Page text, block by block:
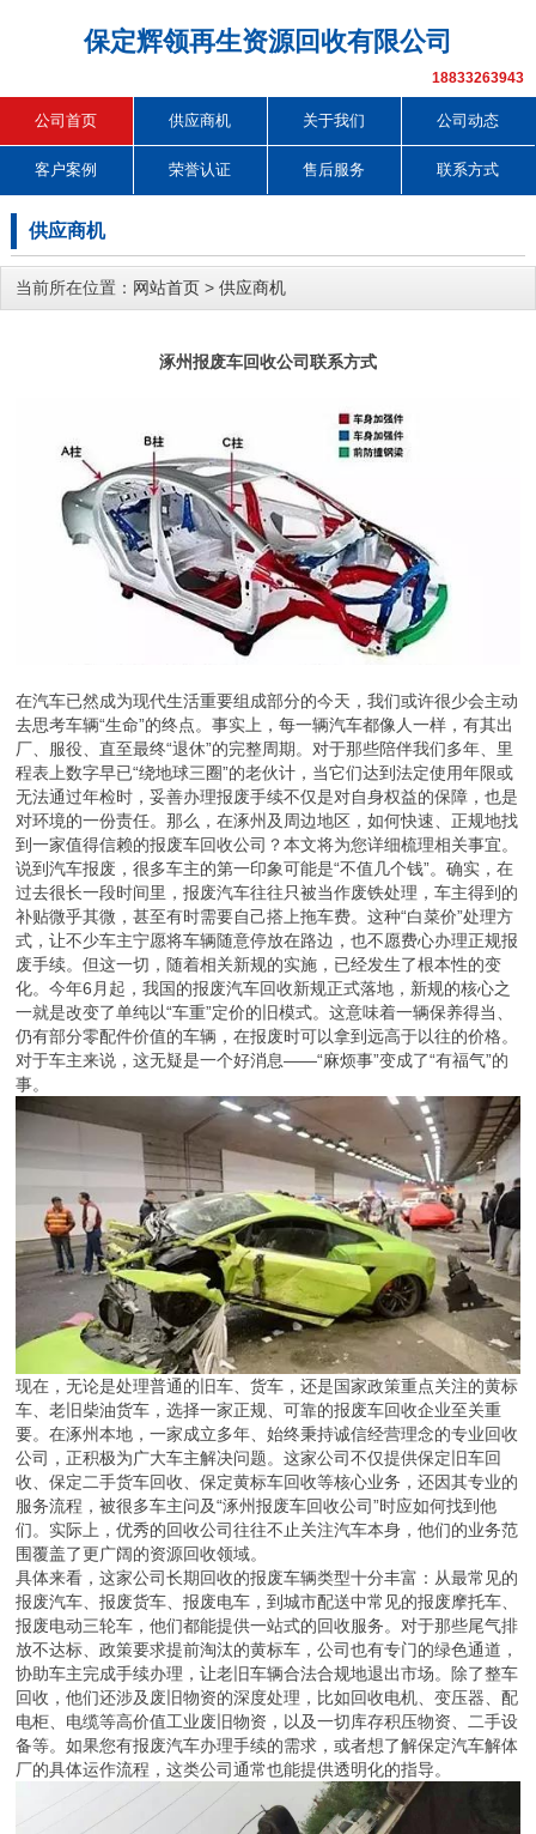
保定辉领再生资源回收有限公司
18833263943
公司首页 供应商机 关于我们 公司动态
客户案例 荣誉认证 售后服务 联系方式
供应商机
当前所在位置： 网站首页 > 供应商机
涿州报废车回收公司联系方式
在汽车已然成为现代生活重要组成部分的今天，我们或许很少会主动
去思考车辆“生命”的终点。事实上，每一辆汽车都像人一样，有其出
厂、服役、直至最终“退休”的完整周期。对于那些陪伴我们多年、里
程表上数字早已“绕地球三圈”的老伙计，当它们达到法定使用年限或
无法通过年检时，妥善办理报废手续不仅是对自身权益的保障，也是
对环境的一份责任。那么，在涿州及周边地区，如何快速、正规地找
到一家值得信赖的报废车回收公司？本文将为您详细梳理相关事宜。
说到汽车报废，很多车主的第一印象可能是“不值几个钱”。确实，在
过去很长一段时间里，报废汽车往往只被当作废铁处理，车主得到的
补贴微乎其微，甚至有时需要自己搭上拖车费。这种“白菜价”处理方
式，让不少车主宁愿将车辆随意停放在路边，也不愿费心办理正规报
废手续。但这一切，随着相关新规的实施，已经发生了根本性的变
化。今年6月起，我国的报废汽车回收新规正式落地，新规的核心之
一就是改变了单纯以“车重”定价的旧模式。这意味着一辆保养得当、
仍有部分零配件价值的车辆，在报废时可以拿到远高于以往的价格。
对于车主来说，这无疑是一个好消息——“麻烦事”变成了“有福气”的
事。
现在，无论是处理普通的旧车、货车，还是国家政策重点关注的黄标
车、老旧柴油货车，选择一家正规、可靠的报废车回收企业至关重
要。在涿州本地，一家成立多年、始终秉持诚信经营理念的专业回收
公司，正积极为广大车主解决问题。这家公司不仅提供保定旧车回
收、保定二手货车回收、保定黄标车回收等核心业务，还因其专业的
服务流程，被很多车主问及“涿州报废车回收公司”时应如何找到他
们。实际上，优秀的回收公司往往不止关注汽车本身，他们的业务范
围覆盖了更广阔的资源回收领域。
具体来看，这家公司长期回收的报废车辆类型十分丰富：从最常见的
报废汽车、报废货车、报废电车，到城市配送中常见的报废摩托车、
报废电动三轮车，他们都能提供一站式的回收服务。对于那些尾气排
放不达标、政策要求提前淘汰的黄标车，公司也有专门的绿色通道，
协助车主完成手续办理，让老旧车辆合法合规地退出市场。除了整车
回收，他们还涉及废旧物资的深度处理，比如回收电机、变压器、配
电柜、电缆等高价值工业废旧物资，以及一切库存积压物资、二手设
备等。如果您有报废汽车办理手续的需求，或者想了解保定汽车解体
厂的具体运作流程，这类公司通常也能提供透明化的指导。